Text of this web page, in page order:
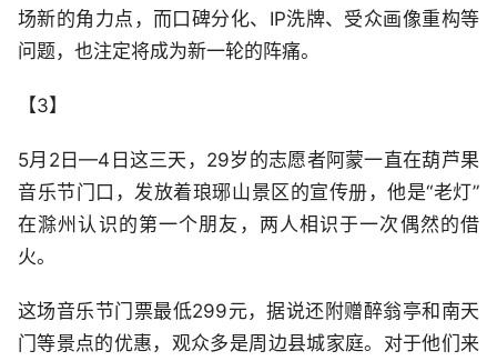
场新的角力点，而口碑分化、IP洗牌、受众画像重构等
问题，也注定将成为新一轮的阵痛。
【3】
5月2日—4日这三天，29岁的志愿者阿蒙一直在葫芦果
音乐节门口，发放着琅琊山景区的宣传册，他是“老灯”
在滁州认识的第一个朋友，两人相识于一次偶然的借
火。
这场音乐节门票最低299元，据说还附赠醉翁亭和南天
门等景点的优惠，观众多是周边县城家庭。对于他们来